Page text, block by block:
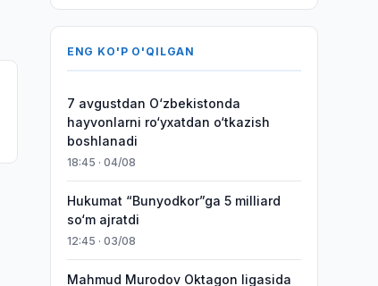
ENG KO'P O'QILGAN
7 avgustdan O‘zbekistonda
hayvonlarni ro‘yxatdan o‘tkazish
boshlanadi
18:45 · 04/08
Hukumat “Bunyodkor”ga 5 milliard
so‘m ajratdi
12:45 · 03/08
Mahmud Murodov Oktagon ligasida